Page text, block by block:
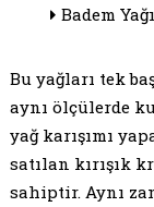
Badem Yağı
Bu yağları tek
aynı ölçülerde
yağ karışımı
satılan kırışık
sahiptir. Aynı